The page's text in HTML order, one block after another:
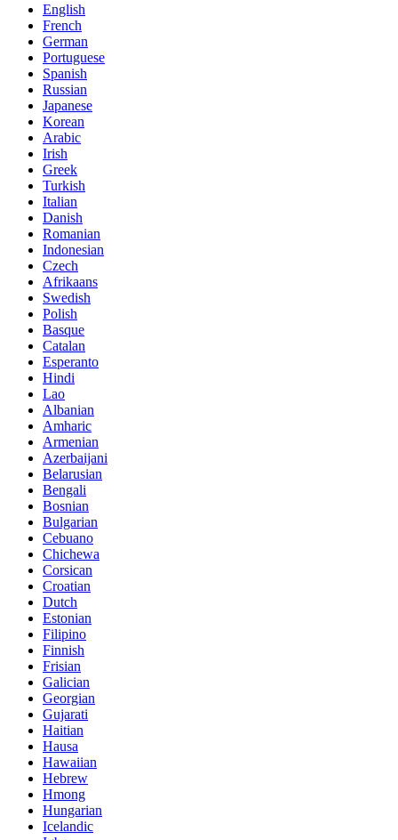
English
French
German
Portuguese
Spanish
Russian
Japanese
Korean
Arabic
Irish
Greek
Turkish
Italian
Danish
Romanian
Indonesian
Czech
Afrikaans
Swedish
Polish
Basque
Catalan
Esperanto
Hindi
Lao
Albanian
Amharic
Armenian
Azerbaijani
Belarusian
Bengali
Bosnian
Bulgarian
Cebuano
Chichewa
Corsican
Croatian
Dutch
Estonian
Filipino
Finnish
Frisian
Galician
Georgian
Gujarati
Haitian
Hausa
Hawaiian
Hebrew
Hmong
Hungarian
Icelandic